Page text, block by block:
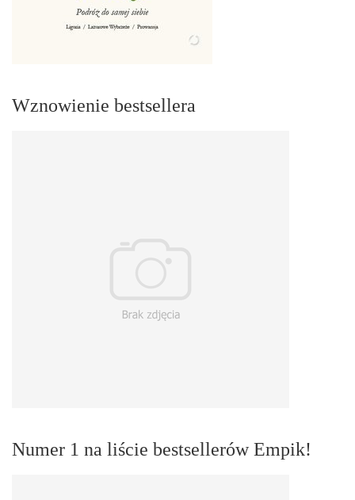
Wznowienie bestsellera
Numer 1 na liście bestsellerów Empik!